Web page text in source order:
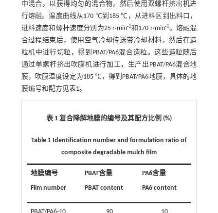
中混合，以获得均匀的混合物，然后使用双螺杆挤出机进
行熔融。温度曲线从170 ℃到185 ℃，从进料区到出料口，
进料速度和螺杆速度分别为25 r·min-1和170 r·min-1。熔融混
合过程结束后，使用空气冷却传送带冷却材料，然后在造
粒机中进行切粒，得到PBAT/PA6混合造粒。这些造粒随后
通过单螺杆挤出吹膜机进行加工，生产出PBAT/PA6混合地
膜，吹膜温度设定为185 ℃，得到PBAT/PA6地膜，具体的地
膜编号和配方见表1。
表 1 复合降解地膜的编号及其配方比例 (%)
Table 1 Identification number and formulation ratio of
composite degradable mulch film
地膜编号
Film number
PBAT含量
PBAT content
PA6含量
PA6 content